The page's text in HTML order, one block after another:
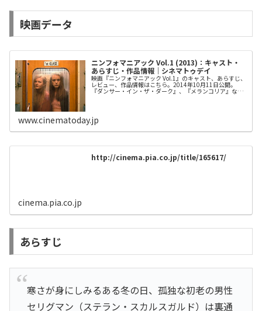
映画データ
ニンフォマニアック Vol.1 (2013)：キャスト・
あらすじ・作品情報｜シネマトゥデイ
映画『ニンフォマニアック Vol.1』のキャスト、あらすじ、
レビュー、作品情報はこちら。2014年10月11日公開。
『ダンサー・イン・ザ・ダーク』、『メランコリア』など
の鬼才、ラース・フォン・トリアーがセックスを題材にし
www.cinematoday.jp
http://cinema.pia.co.jp/title/165617/
cinema.pia.co.jp
あらすじ
寒さが身にしみるある冬の日、孤独な初老の男性
セリグマン（ステラン・スカルスガルド）は裏通